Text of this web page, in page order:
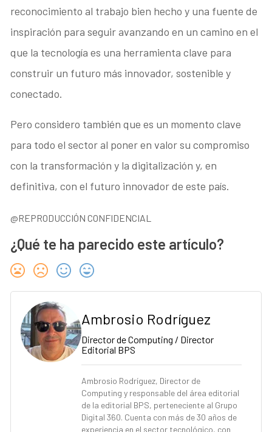
reconocimiento al trabajo bien hecho y una fuente de
inspiración para seguir avanzando en un camino en el
que la tecnología es una herramienta clave para
construir un futuro más innovador, sostenible y
conectado.
Pero considero también que es un momento clave
para todo el sector al poner en valor su compromiso
con la transformación y la digitalización y, en
definitiva, con el futuro innovador de este país.
@REPRODUCCIÓN CONFIDENCIAL
¿Qué te ha parecido este artículo?
Ambrosio Rodríguez
Director de Computing / Director
Editorial BPS
Ambrosio Rodríguez, Director de
Computing y responsable del área editorial
de la editorial BPS, perteneciente al Grupo
Digital 360. Cuenta con más de 30 años de
experiencia en el sector tecnológico, con